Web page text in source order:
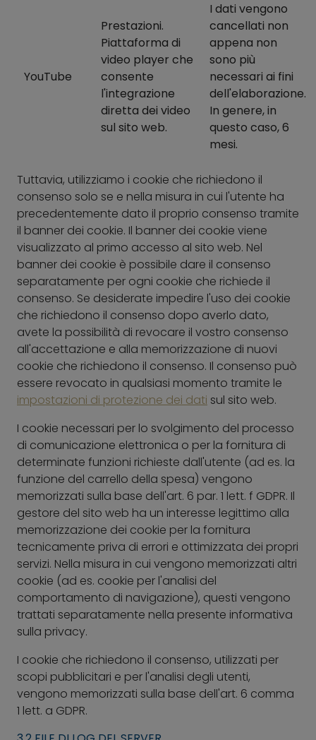
YouTube
Prestazioni.
Piattaforma di
video player che
consente
l'integrazione
diretta dei video
sul sito web.
I dati vengono
cancellati non
appena non
sono più
necessari ai fini
dell'elaborazione.
In genere, in
questo caso, 6
mesi.
Tuttavia, utilizziamo i cookie che richiedono il
consenso solo se e nella misura in cui l'utente ha
precedentemente dato il proprio consenso tramite
il banner dei cookie. Il banner dei cookie viene
visualizzato al primo accesso al sito web. Nel
banner dei cookie è possibile dare il consenso
separatamente per ogni cookie che richiede il
consenso. Se desiderate impedire l'uso dei cookie
che richiedono il consenso dopo averlo dato,
avete la possibilità di revocare il vostro consenso
all'accettazione e alla memorizzazione di nuovi
cookie che richiedono il consenso. Il consenso può
essere revocato in qualsiasi momento tramite le
impostazioni di protezione dei dati sul sito web.
I cookie necessari per lo svolgimento del processo
di comunicazione elettronica o per la fornitura di
determinate funzioni richieste dall'utente (ad es. la
funzione del carrello della spesa) vengono
memorizzati sulla base dell'art. 6 par. 1 lett. f GDPR. Il
gestore del sito web ha un interesse legittimo alla
memorizzazione dei cookie per la fornitura
tecnicamente priva di errori e ottimizzata dei propri
servizi. Nella misura in cui vengono memorizzati altri
cookie (ad es. cookie per l'analisi del
comportamento di navigazione), questi vengono
trattati separatamente nella presente informativa
sulla privacy.
I cookie che richiedono il consenso, utilizzati per
scopi pubblicitari e per l'analisi degli utenti,
vengono memorizzati sulla base dell'art. 6 comma
1 lett. a GDPR.